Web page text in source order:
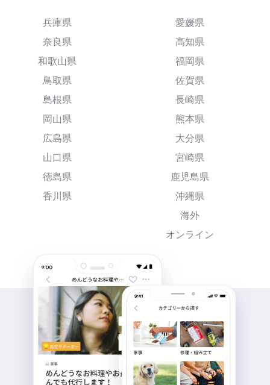
兵庫県
奈良県
和歌山県
鳥取県
島根県
岡山県
広島県
山口県
徳島県
香川県
愛媛県
高知県
福岡県
佐賀県
長崎県
熊本県
大分県
宮崎県
鹿児島県
沖縄県
海外
オンライン